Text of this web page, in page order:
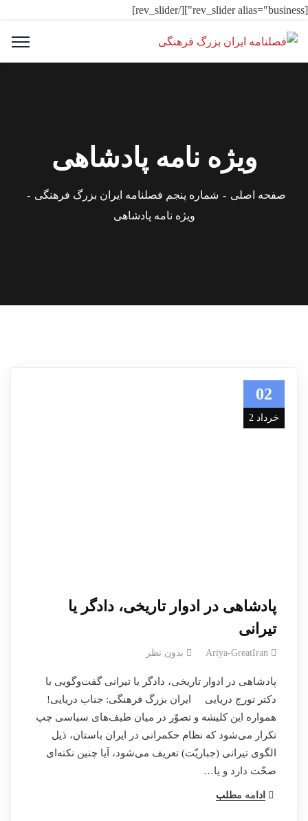
[rev_slider alias="business"][/rev_slider]
ویژه نامه پادشاهی
صفحه اصلی
شماره پنجم فصلنامه ایران بزرگ فرهنگی
ویژه نامه پادشاهی
02
خرداد 2
پادشاهی در ادوار تاریخی، دادگر یا
تیرانی
Ariya-GreatIran بدون نظر
پادشاهی در ادوار تاریخی، دادگر یا تیرانی گفت‌و‌گویی با
دکتر تورج دریایی ایران بزرگ فرهنگی: جناب دریایی!
همواره این کلیشه و تصوّر در میان طیف‌های سیاسی چپ
تکرار می‌شود که نظام حکمرانی در ایران باستان، ذیل
الگوی تیرانی (جباریّت) تعریف می‌شود، آیا چنین نکته‌ای
صحّت دارد و یا…
ادامه مطلب